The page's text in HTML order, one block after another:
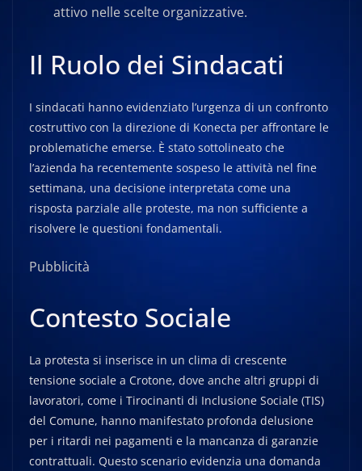
attivo nelle scelte organizzative.
Il Ruolo dei Sindacati
I sindacati hanno evidenziato l’urgenza di un confronto
costruttivo con la direzione di Konecta per affrontare le
problematiche emerse. È stato sottolineato che
l’azienda ha recentemente sospeso le attività nel fine
settimana, una decisione interpretata come una
risposta parziale alle proteste, ma non sufficiente a
risolvere le questioni fondamentali.
Pubblicità
Contesto Sociale
La protesta si inserisce in un clima di crescente
tensione sociale a Crotone, dove anche altri gruppi di
lavoratori, come i Tirocinanti di Inclusione Sociale (TIS)
del Comune, hanno manifestato profonda delusione
per i ritardi nei pagamenti e la mancanza di garanzie
contrattuali. Questo scenario evidenzia una domanda